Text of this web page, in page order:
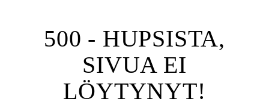
500 - HUPSISTA,
SIVUA EI
LÖYTYNYT!